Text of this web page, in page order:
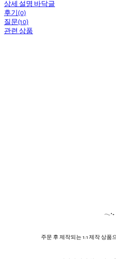
상세 설명 바닥글
후기(0)
질문(10)
관련 상품
주문 후 제작되는 1:1 제작 상